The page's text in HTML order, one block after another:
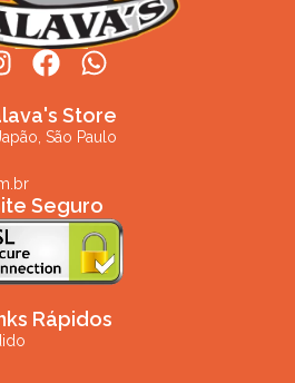
Store
São Paulo
Seguro
Rápidos